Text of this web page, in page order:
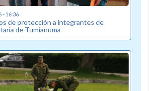
- 16:36
de protección a integrantes de
de Tumianuma